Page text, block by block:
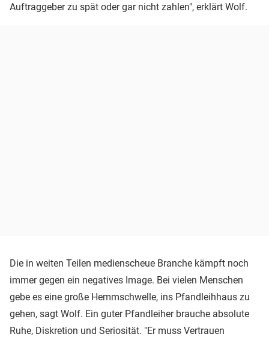
Auftraggeber zu spät oder gar nicht zahlen", erklärt Wolf.
Die in weiten Teilen medienscheue Branche kämpft noch
immer gegen ein negatives Image. Bei vielen Menschen
gebe es eine große Hemmschwelle, ins Pfandleihhaus zu
gehen, sagt Wolf. Ein guter Pfandleiher brauche absolute
Ruhe, Diskretion und Seriosität. "Er muss Vertrauen